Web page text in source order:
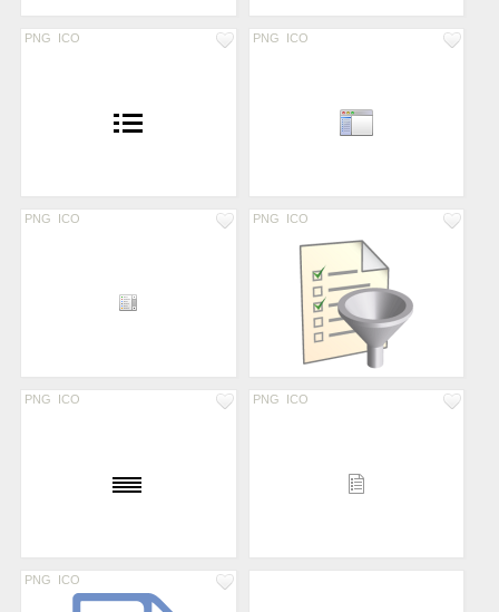
PNG ICO PNG ICO
PNG ICO PNG ICO
PNG ICO PNG ICO
PNG ICO